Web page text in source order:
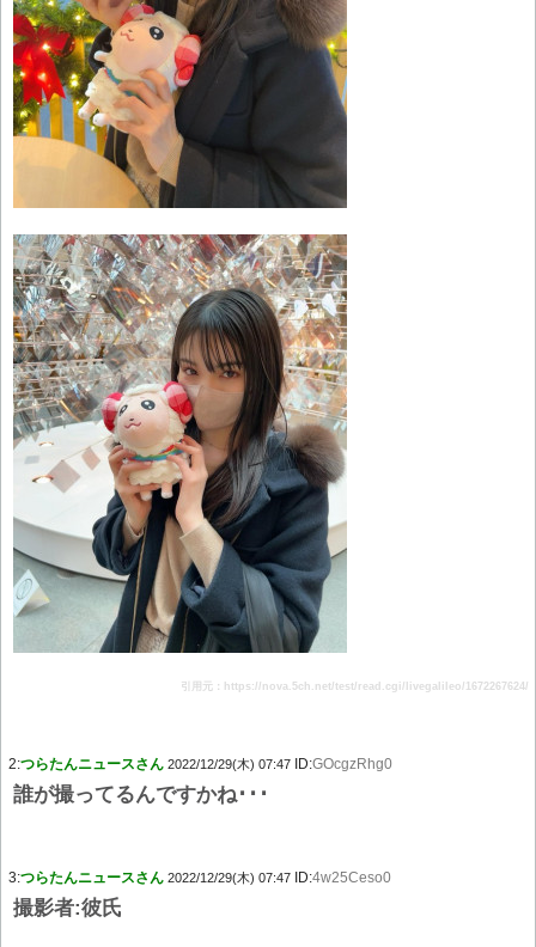
引用元：https://nova.5ch.net/test/read.cgi/livegalileo/1672267624/
2:つらたんニュースさん 2022/12/29(木) 07:47 ID:GOcgzRhg0
誰が撮ってるんですかね･･･
3:つらたんニュースさん 2022/12/29(木) 07:47 ID:4w25Ceso0
撮影者:彼氏